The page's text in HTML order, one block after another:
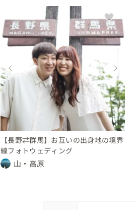
ウェディングフォト
群馬県
〜 10 万円
ウェディングフォト
長野県
〜 10 万円
【長野⇄群馬】お互いの出身地の境界
線フォトウェディング
山・高原
ウェディング
長野県
250 〜 300 万円
ウェディング
群馬県
200 〜 250 万円